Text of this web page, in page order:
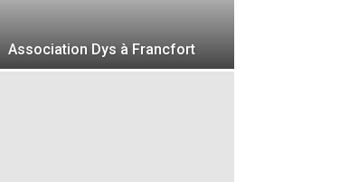
Association Dys à Francfort